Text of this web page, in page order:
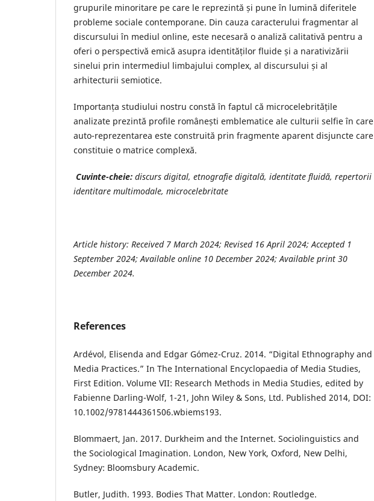
grupurile minoritare pe care le reprezintă și pune în lumină diferitele
probleme sociale contemporane. Din cauza caracterului fragmentar al
discursului în mediul online, este necesară o analiză calitativă pentru a
oferi o perspectivă emică asupra identităților fluide și a narativizării
sinelui prin intermediul limbajului complex, al discursului și al
arhitecturii semiotice.
Importanța studiului nostru constă în faptul că microcelebritățile
analizate prezintă profile românești emblematice ale culturii selfie în care
auto-reprezentarea este construită prin fragmente aparent disjuncte care
constituie o matrice complexă.
Cuvinte-cheie: discurs digital, etnografie digitală, identitate fluidă, repertorii
identitare multimodale, microcelebritate
Article history: Received 7 March 2024; Revised 16 April 2024; Accepted 1
September 2024; Available online 10 December 2024; Available print 30
December 2024.
References
Ardévol, Elisenda and Edgar Gómez-Cruz. 2014. “Digital Ethnography and
Media Practices.” In The International Encyclopaedia of Media Studies,
First Edition. Volume VII: Research Methods in Media Studies, edited by
Fabienne Darling-­Wolf, 1-21, John Wiley & Sons, Ltd. Published 2014, DOI:
10.1002/9781444361506.wbiems193.
Blommaert, Jan. 2017. Durkheim and the Internet. Sociolinguistics and
the Sociological Imagination. London, New York, Oxford, New Delhi,
Sydney: Bloomsbury Academic.
Butler, Judith. 1993. Bodies That Matter. London: Routledge.